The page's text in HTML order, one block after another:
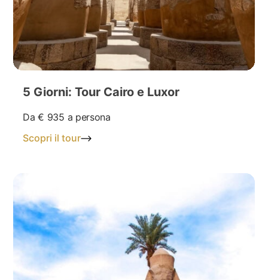
5 Giorni: Tour Cairo e Luxor
Da€ 935 a persona
Scopri il tour